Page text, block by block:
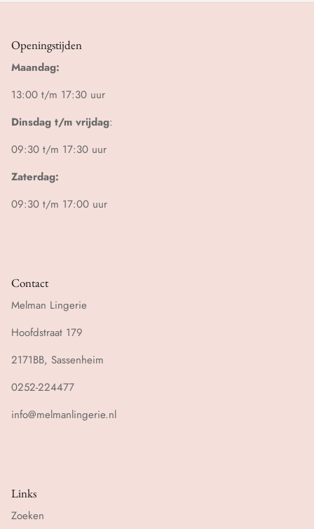
Openingstijden
Maandag:
13:00 t/m 17:30 uur
Dinsdag t/m vrijdag:
09:30 t/m 17:30 uur
Zaterdag:
09:30 t/m 17:00 uur
Contact
Melman Lingerie
Hoofdstraat 179
2171BB, Sassenheim
0252-224477
info@melmanlingerie.nl
Links
Zoeken